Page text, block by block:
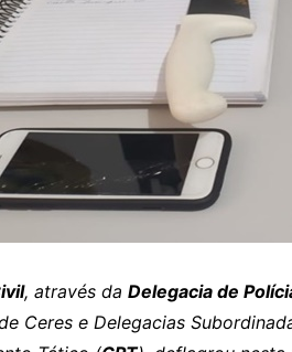
Itapuranga
Jardim Paulista
Jataí
Nova América
Nova Crixás
, através da Delegacia de
Ceres e Delegacias